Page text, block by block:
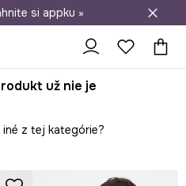
od 50 €
si appku »
už nie je
iné z tej kategórie?